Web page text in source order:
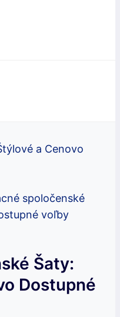
spoločenské
voľby
Šaty:
Dostupné